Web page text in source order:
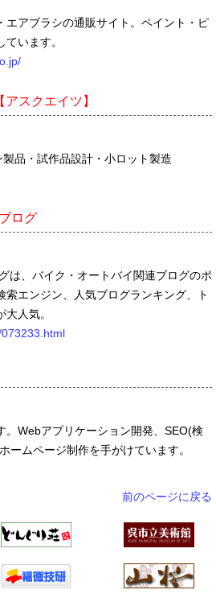
エアブラシの通販サイト。ペイント・ピ
います。
スクエイツ】
品・試作品設計・小ロット製造
ログ
は、バイク・オートバイ関連ブログのポ
索エンジン、人気ブログランキング、ト
人気。
。Webアプリケーション開発、SEO(検
ームページ制作を手がけています。
前のページに戻る